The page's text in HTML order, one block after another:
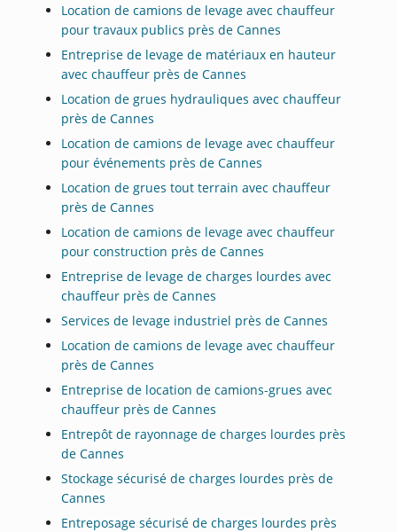
Location de camions de levage avec chauffeur
pour travaux publics près de Cannes
Entreprise de levage de matériaux en hauteur
avec chauffeur près de Cannes
Location de grues hydrauliques avec chauffeur
près de Cannes
Location de camions de levage avec chauffeur
pour événements près de Cannes
Location de grues tout terrain avec chauffeur
près de Cannes
Location de camions de levage avec chauffeur
pour construction près de Cannes
Entreprise de levage de charges lourdes avec
chauffeur près de Cannes
Services de levage industriel près de Cannes
Location de camions de levage avec chauffeur
près de Cannes
Entreprise de location de camions-grues avec
chauffeur près de Cannes
Entrepôt de rayonnage de charges lourdes près
de Cannes
Stockage sécurisé de charges lourdes près de
Cannes
Entreposage sécurisé de charges lourdes près